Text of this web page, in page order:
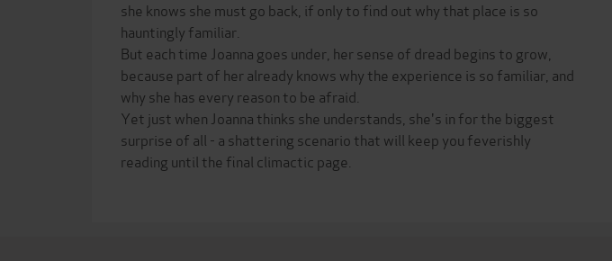
she knows she must go back, if only to find out why that place is so
hauntingly familiar.
But each time Joanna goes under, her sense of dread begins to grow,
because part of her already knows why the experience is so familiar, and
why she has every reason to be afraid.
Yet just when Joanna thinks she understands, she's in for the biggest
surprise of all - a shattering scenario that will keep you feverishly
reading until the final climactic page.